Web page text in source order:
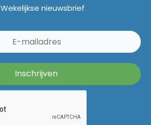
Wekelijkse nieuwsbrief